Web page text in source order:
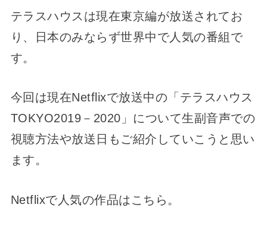
テラスハウスは現在東京編が放送されてお
り、日本のみならず世界中で人気の番組で
す。
今回は現在Netflixで放送中の「テラスハウス
TOKYO2019－2020」について生副音声での
視聴方法や放送日もご紹介していこうと思い
ます。
Netflixで人気の作品はこちら。